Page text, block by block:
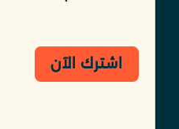
اشترك الآن